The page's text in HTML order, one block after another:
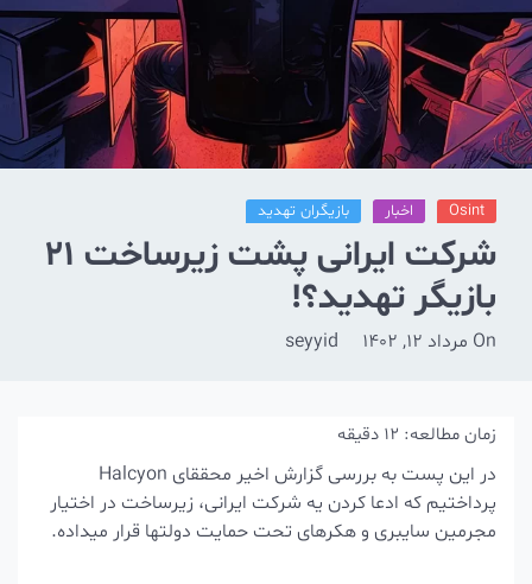
بازیگران تهدید
شرکت ایرانی پشت زیرساخت 21
بازیگر تهدید؟!
مرداد 12, 1402 seyyid
زمان مطالعه:12دقیقه
در این پست به بررسی گزارش اخیر محققای Halcyon
پرداختیم که ادعا کردن یه شرکت ایرانی، زیرساخت در اختیار
مجرمین سایبری و هکرهای تحت حمایت دولتها قرار میداده.